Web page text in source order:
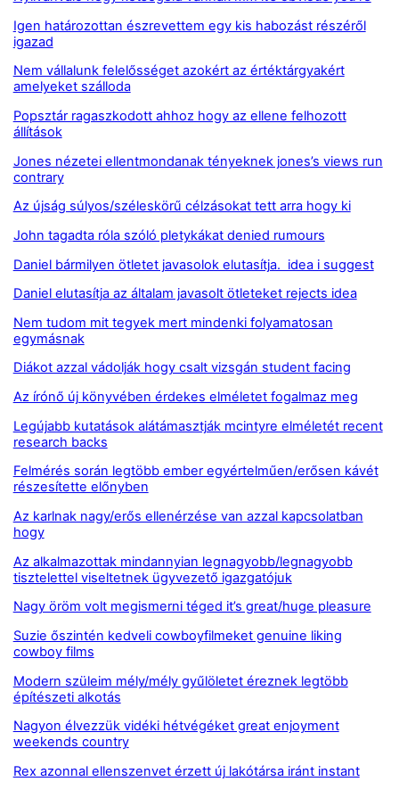
Igen határozottan észrevettem egy kis habozást részéről
igazad
Nem vállalunk felelősséget azokért az értéktárgyakért
amelyeket szálloda
Popsztár ragaszkodott ahhoz hogy az ellene felhozott
állítások
Jones nézetei ellentmondanak tényeknek jones’s views run
contrary
Az újság súlyos/széleskörű célzásokat tett arra hogy ki
John tagadta róla szóló pletykákat denied rumours
Daniel bármilyen ötletet javasolok elutasítja. idea i suggest
Daniel elutasítja az általam javasolt ötleteket rejects idea
Nem tudom mit tegyek mert mindenki folyamatosan
egymásnak
Diákot azzal vádolják hogy csalt vizsgán student facing
Az írónő új könyvében érdekes elméletet fogalmaz meg
Legújabb kutatások alátámasztják mcintyre elméletét recent
research backs
Felmérés során legtöbb ember egyértelműen/erősen kávét
részesítette előnyben
Az karlnak nagy/erős ellenérzése van azzal kapcsolatban
hogy
Az alkalmazottak mindannyian legnagyobb/legnagyobb
tisztelettel viseltetnek ügyvezető igazgatójuk
Nagy öröm volt megismerni téged it’s great/huge pleasure
Suzie őszintén kedveli cowboyfilmeket genuine liking
cowboy films
Modern szüleim mély/mély gyűlöletet éreznek legtöbb
építészeti alkotás
Nagyon élvezzük vidéki hétvégéket great enjoyment
weekends country
Rex azonnal ellenszenvet érzett új lakótársa iránt instant